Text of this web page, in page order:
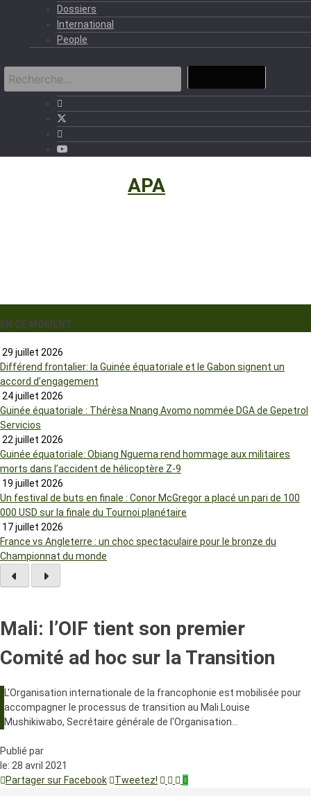
Dossiers
International
People
APA
EN CE MOMENT
29 juillet 2026
Différend frontalier: la Guinée équatoriale et le Gabon signent un
accord d’engagement
24 juillet 2026
Guinée équatoriale : Thérèsa Nnang Avomo nommée DGA de Gepetrol
Servicios
22 juillet 2026
Guinée équatoriale: Obiang Nguema rend hommage aux militaires
morts dans l’accident de hélicoptère Z-9
19 juillet 2026
Un festival de buts en finale : Conor McGregor a placé un pari de 100
000 USD sur la finale du Tournoi planétaire
17 juillet 2026
France vs Angleterre : un choc spectaculaire pour le bronze du
Championnat du monde
Mali: l’OIF tient son premier
Comité ad hoc sur la Transition
L'Organisation internationale de la francophonie est mobilisée pour
accompagner le processus de transition au Mali.Louise
Mushikiwabo, Secrétaire générale de l'Organisation…
Publié par
le: 28 avril 2021
Partager sur Facebook
Tweetez!